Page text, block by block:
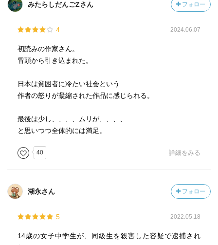
みたらしだんごZさん フォロー
4 2024.06.07
初読みの作家さん。
冒頭から引き込まれた。
日本は貧困者に冷たい社会という
作者の怒りが凝縮された作品に感じられる。
最後は少し、、、、ムリが、、、、
と思いつつ全体的には満足。
40 詳細をみる
湖永さん フォロー
5 2022.05.18
14歳の女子中学生が、同級生を殺害した容疑で逮捕され